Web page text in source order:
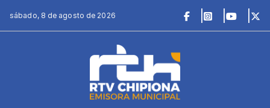
sábado, 8 de agosto de 2026